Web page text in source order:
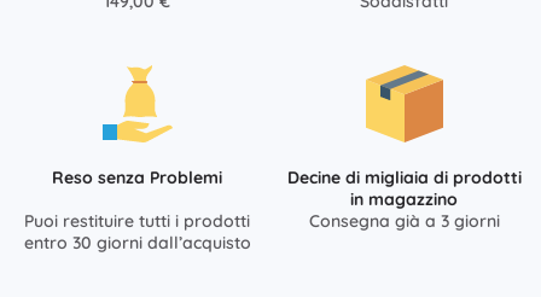
Reso senza Problemi
Puoi restituire tutti i prodotti
entro 30 giorni dall’acquisto
Decine di migliaia di prodotti
in magazzino
Consegna già a 3 giorni